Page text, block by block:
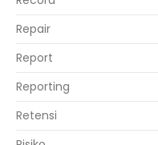
Repair
Report
Reporting
Retensi